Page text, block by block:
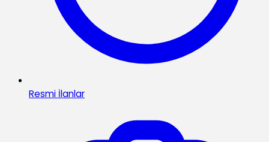
Resmi İlanlar